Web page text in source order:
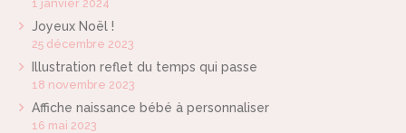
1 janvier 2024
Joyeux Noël !
25 décembre 2023
Illustration reflet du temps qui passe
18 novembre 2023
Affiche naissance bébé à personnaliser
16 mai 2023